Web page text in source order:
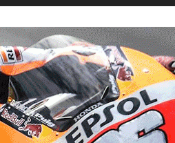
AEADE Industria Motociclismo
Movilidad